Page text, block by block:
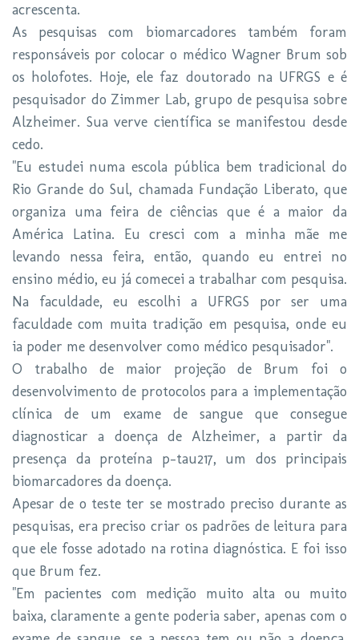
acrescenta.
As pesquisas com biomarcadores também foram
responsáveis por colocar o médico Wagner Brum sob
os holofotes. Hoje, ele faz doutorado na UFRGS e é
pesquisador do Zimmer Lab, grupo de pesquisa sobre
Alzheimer. Sua verve científica se manifestou desde
cedo.
"Eu estudei numa escola pública bem tradicional do
Rio Grande do Sul, chamada Fundação Liberato, que
organiza uma feira de ciências que é a maior da
América Latina. Eu cresci com a minha mãe me
levando nessa feira, então, quando eu entrei no
ensino médio, eu já comecei a trabalhar com pesquisa.
Na faculdade, eu escolhi a UFRGS por ser uma
faculdade com muita tradição em pesquisa, onde eu
ia poder me desenvolver como médico pesquisador".
O trabalho de maior projeção de Brum foi o
desenvolvimento de protocolos para a implementação
clínica de um exame de sangue que consegue
diagnosticar a doença de Alzheimer, a partir da
presença da proteína p-tau217, um dos principais
biomarcadores da doença.
Apesar de o teste ter se mostrado preciso durante as
pesquisas, era preciso criar os padrões de leitura para
que ele fosse adotado na rotina diagnóstica. E foi isso
que Brum fez.
"Em pacientes com medição muito alta ou muito
baixa, claramente a gente poderia saber, apenas com o